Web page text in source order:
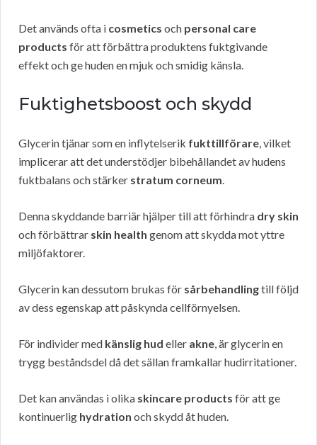
Det används ofta i cosmetics och personal care
products för att förbättra produktens fuktgivande
effekt och ge huden en mjuk och smidig känsla.
Fuktighetsboost och skydd
Glycerin tjänar som en inflytelserik fukttillförare, vilket
implicerar att det understödjer bibehållandet av hudens
fuktbalans och stärker stratum corneum.
Denna skyddande barriär hjälper till att förhindra dry skin
och förbättrar skin health genom att skydda mot yttre
miljöfaktorer.
Glycerin kan dessutom brukas för sårbehandlingtill följd
av dess egenskap att påskynda cellförnyelsen.
För individer med känslig hud eller akne, är glycerin en
trygg beståndsdel då det sällan framkallar hudirritationer.
Det kan användas i olika skincare products för att ge
kontinuerlig hydration och skydd åt huden.